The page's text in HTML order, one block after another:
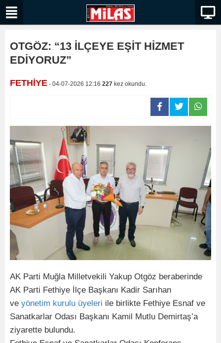
OTGÖZ: “13 İLÇEYE EŞİT HİZMET
EDİYORUZ”
FETHİYE - 04-07-2026 12:16 227 kez okundu.
AK Parti Muğla Milletvekili Yakup Otgöz beraberinde
AK Parti Fethiye İlçe Başkanı Kadir Sarıhan
ve yönetim kurulu üyeleri ile birlikte Fethiye Esnaf ve
Sanatkarlar Odası Başkanı Kamil Mutlu Demirtaş’a
ziyarette bulundu.